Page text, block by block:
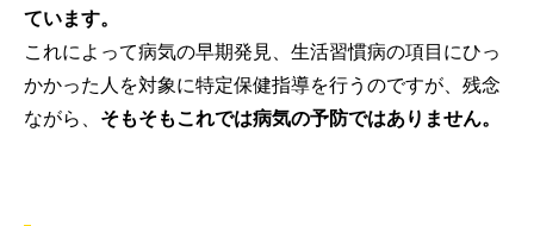
ています。
これによって病気の早期発見、生活習慣病の項目にひっ
かかった人を対象に特定保健指導を行うのですが、残念
ながら、 そもそもこれでは病気の予防ではありません。